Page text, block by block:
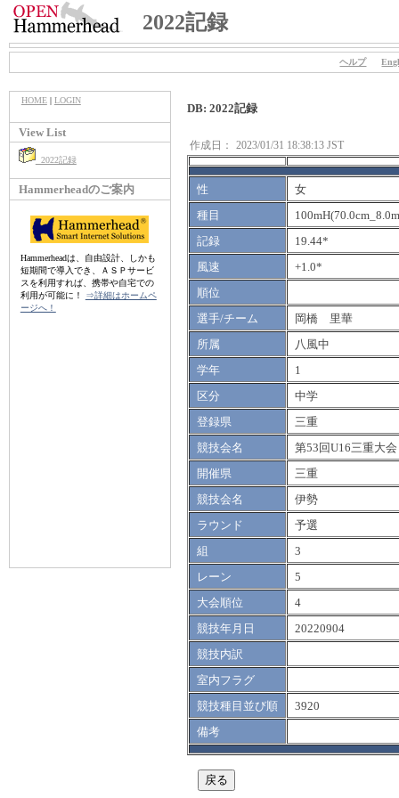
2022記録
ヘルプ
HOME| LOGIN
View List
2022記録
Hammerheadのご案内
Hammerheadは、自由設計、しかも
短期間で導入でき、ＡＳＰサービ
スを利用すれば、携帯や自宅での
利用が可能に！
⇒詳細はホームペ
ージへ！
DB: 2022記録
作成日： 2023/01/31 18:38:13 JST
性
女
種目
記録
19.44*
風速
+1.0*
順位
選手/チーム
岡橋 里華
所属
八風中
学年
1
区分
中学
登録県
三重
競技会名
第53回U16三重大会
開催県
三重
競技会名
伊勢
ラウンド
予選
組
3
レーン
5
大会順位
4
競技年月日
20220904
競技内訳
室内フラグ
競技種目並び順
3920
備考